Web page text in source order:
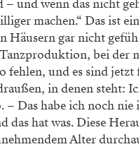
– und wenn das nicht
machen.“ Das ist
Häusern gar nicht
bei der
fehlen, und es sind
in denen steht:
– Das habe ich noch nie
das hat was. Diese
Alter